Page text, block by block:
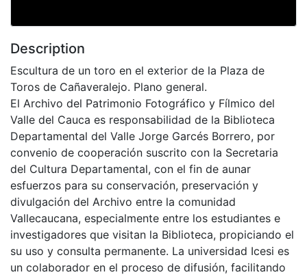
Description
Escultura de un toro en el exterior de la Plaza de
Toros de Cañaveralejo. Plano general.
El Archivo del Patrimonio Fotográfico y Fílmico del
Valle del Cauca es responsabilidad de la Biblioteca
Departamental del Valle Jorge Garcés Borrero, por
convenio de cooperación suscrito con la Secretaria
del Cultura Departamental, con el fin de aunar
esfuerzos para su conservación, preservación y
divulgación del Archivo entre la comunidad
Vallecaucana, especialmente entre los estudiantes e
investigadores que visitan la Biblioteca, propiciando el
su uso y consulta permanente. La universidad Icesi es
un colaborador en el proceso de difusión, facilitando